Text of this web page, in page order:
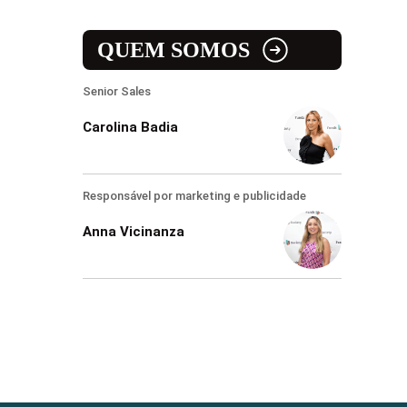
QUEM SOMOS
Senior Sales
Carolina Badia
Responsável por marketing e publicidade
Anna Vicinanza